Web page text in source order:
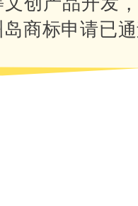
商标申请已